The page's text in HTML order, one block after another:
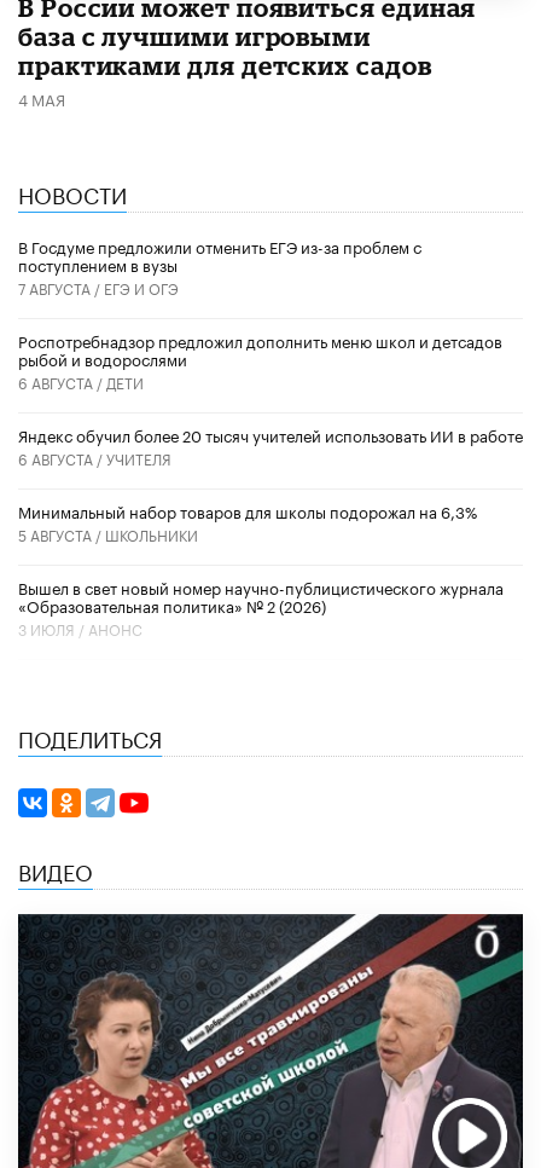
В России может появиться единая
база с лучшими игровыми
практиками для детских садов
4 МАЯ
НОВОСТИ
В Госдуме предложили отменить ЕГЭ из-за проблем с
поступлением в вузы
7 АВГУСТА / ЕГЭ И ОГЭ
Роспотребнадзор предложил дополнить меню школ и детсадов
рыбой и водорослями
6 АВГУСТА / ДЕТИ
​Яндекс обучил более 20 тысяч учителей использовать ИИ в работе
6 АВГУСТА /УЧИТЕЛЯ
Минимальный набор товаров для школы подорожал на 6,3%
5 АВГУСТА / ШКОЛЬНИКИ
Вышел в свет новый номер научно-публицистического журнала
«Образовательная политика» № 2 (2026)
3 ИЮЛЯ / АНОНС
ПОДЕЛИТЬСЯ
ВИДЕО